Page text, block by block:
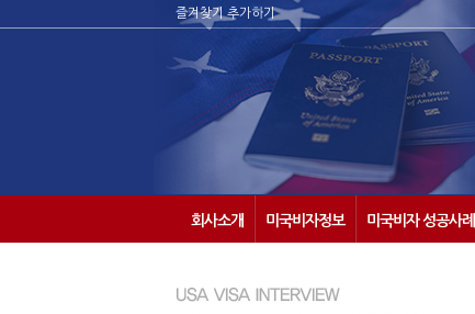
즐겨찾기 추가하기
회사소개 미국비자정보 미국비자 성공사례